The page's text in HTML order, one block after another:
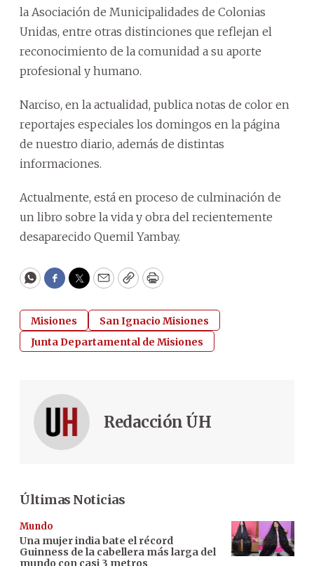
la Asociación de Municipalidades de Colonias
Unidas, entre otras distinciones que reflejan el
reconocimiento de la comunidad a su aporte
profesional y humano.
Narciso, en la actualidad, publica notas de color en
reportajes especiales los domingos en la página
de nuestro diario, además de distintas
informaciones.
Actualmente, está en proceso de culminación de
un libro sobre la vida y obra del recientemente
desaparecido Quemil Yambay.
WhatsApp
Facebook
Twitter
EmailCopyPrint
Misiones
San Ignacio Misiones
Junta Departamental de Misiones
Redacción ÚH
Últimas Noticias
Mundo
Una mujer india bate el récord
Guinness de la cabellera más larga del
mundo con casi 3 metros